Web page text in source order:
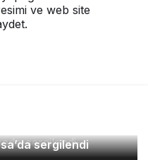
ve web site
sergilendi
Bursa’yı